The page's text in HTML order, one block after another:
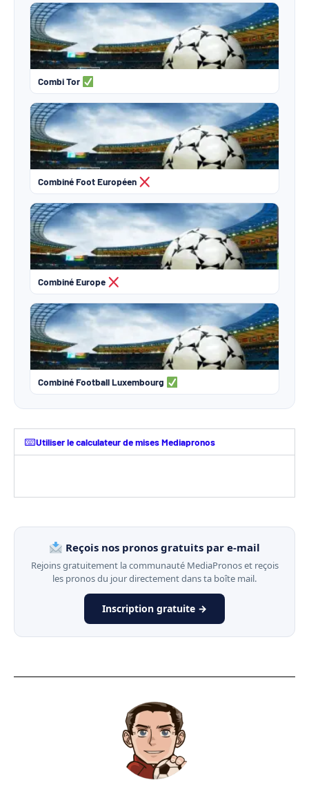
Combi Tor
Combiné Foot Européen
Combiné Europe
Combiné Football Luxembourg
Utiliser le calculateur de mises Mediapronos
Reçois nos pronos gratuits par e-mail
Rejoins gratuitement la communauté MediaPronos et reçois
les pronos du jour directement dans ta boîte mail.
Inscription gratuite →